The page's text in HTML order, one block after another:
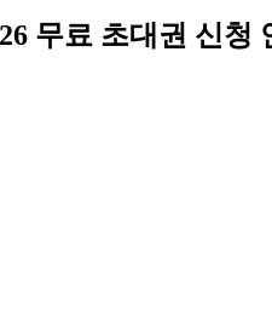
무료 초대권 신청